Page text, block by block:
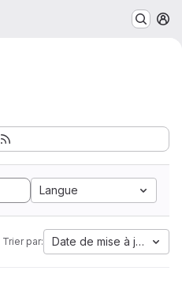
Langue
Trier par: Date de mise à jour